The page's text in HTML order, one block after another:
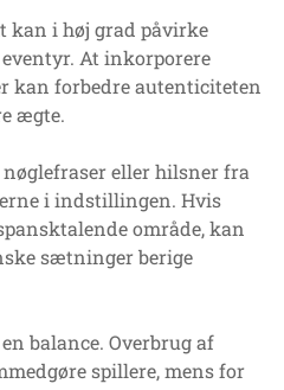
kan i høj grad påvirke
At inkorporere
kan forbedre autenticiteten
ægte.
eller hilsner fra
i indstillingen. Hvis
område, kan
sætninger berige
balance. Overbrug af
spillere, mens for